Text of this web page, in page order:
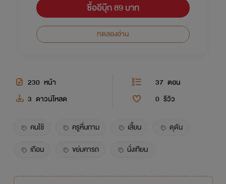
ซื้ออีบุ๊ก 89 บาท
ทดลองอ่าน
230 หน้า 37 ตอน
3 ดาวน์โหลด 0 รีวิว
คนใช้ ครูหื่นกาม เสี้ยน
ดุดัน
เถือน
ขย่มคารถ นั่งเทียน